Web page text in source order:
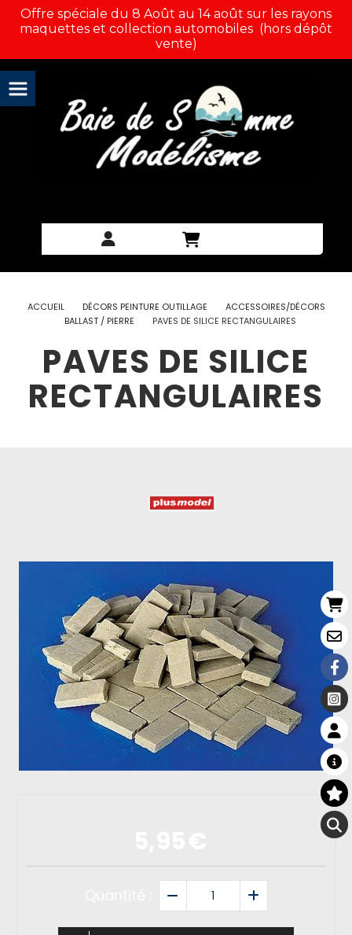
Offre spéciale du 8 Août au 14 août sur les rayons
maquettes et collection automobiles (hors dépôt
vente)
ACCUEIL DÉCORS PEINTURE OUTILLAGE
ACCESSOIRES/DÉCORS
BALLAST / PIERRE
PAVES DE SILICE RECTANGULAIRES
PAVES DE SILICE
RECTANGULAIRES
Panneau de gestion des cookies